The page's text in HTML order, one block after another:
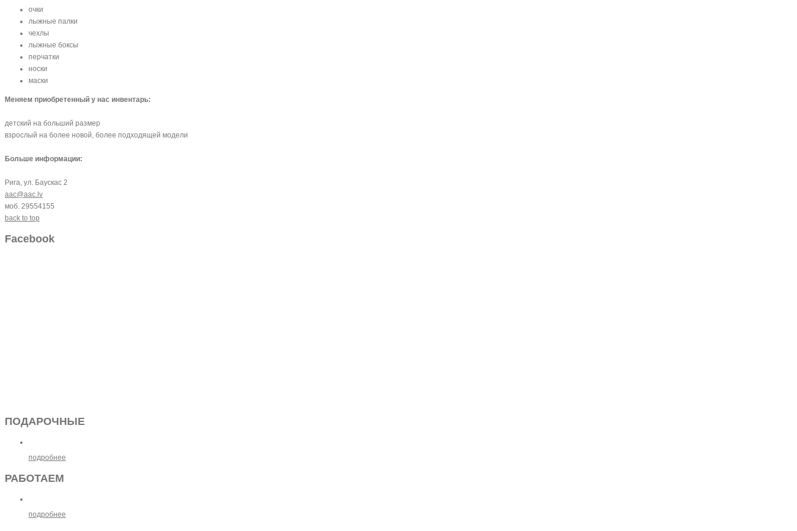
очки
лыжные палки
чехлы
лыжные боксы
перчатки
носки
маски
Меняем приобретенный у нас инвентарь:
детский на больший размер
взрослый на более новой, более подходящей модели
Больше информации:
Рига, ул. Баускас 2
aac@aac.lv
моб. 29554155
back to top
Facebook
ПОДАРОЧНЫЕ
подробнее
РАБОТАЕМ
подробнее